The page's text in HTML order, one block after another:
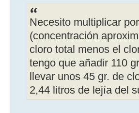
Necesito multiplicar
(concentración
cloro total menos el
tengo que añadir 110
llevar unos 45 gr. de
2,44 litros de lejía del